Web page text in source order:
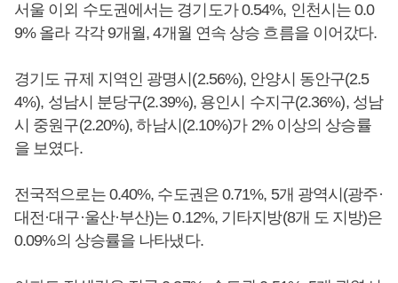
서울 이외 수도권에서는 경기도가 0.54%, 인천시는 0.0
9% 올라 각각 9개월, 4개월 연속 상승 흐름을 이어갔다.
경기도 규제 지역인 광명시(2.56%), 안양시 동안구(2.5
4%), 성남시 분당구(2.39%), 용인시 수지구(2.36%), 성남
시 중원구(2.20%), 하남시(2.10%)가 2% 이상의 상승률
을 보였다.
전국적으로는 0.40%, 수도권은 0.71%, 5개 광역시(광주·
대전·대구·울산·부산)는 0.12%, 기타지방(8개 도 지방)은
0.09%의 상승률을 나타냈다.